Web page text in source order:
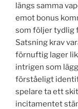
längs samma
emot bonus
som följer tydlig
Satsning krav
förnuftig lager
intrigen som
förståeligt
spelare ta ett
incitamentet